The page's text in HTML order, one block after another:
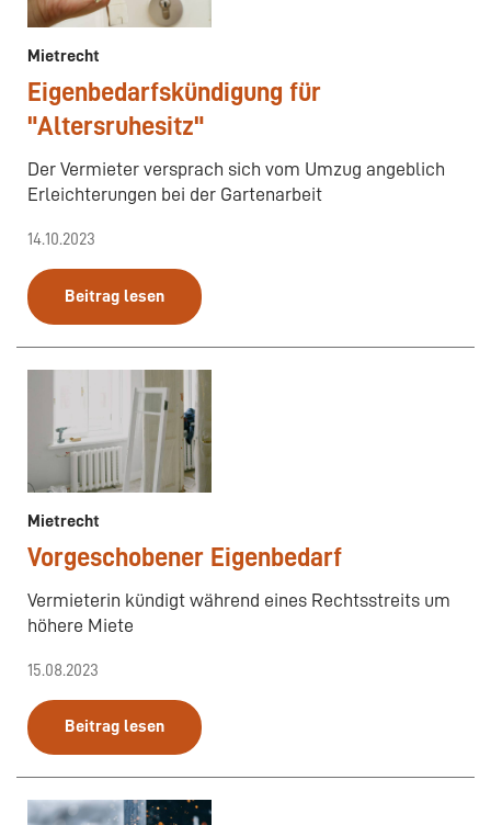
Mietrecht
Eigenbedarfskündigung für
"Altersruhesitz"
Der Vermieter versprach sich vom Umzug angeblich
Erleichterungen bei der Gartenarbeit
14.10.2023
Beitrag lesen
Mietrecht
Vorgeschobener Eigenbedarf
Vermieterin kündigt während eines Rechtsstreits um
höhere Miete
15.08.2023
Beitrag lesen